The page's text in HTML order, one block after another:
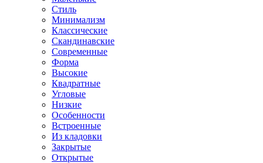
Стиль
Минимализм
Классические
Скандинавские
Современные
Форма
Высокие
Квадратные
Угловые
Низкие
Особенности
Встроенные
Из кладовки
Закрытые
Открытые